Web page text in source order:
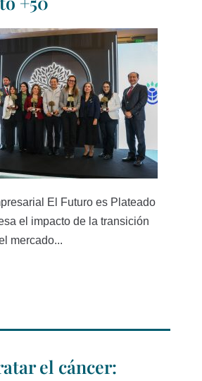
El Futuro es Plateado
el impacto de la transición
mercado...
el cáncer: